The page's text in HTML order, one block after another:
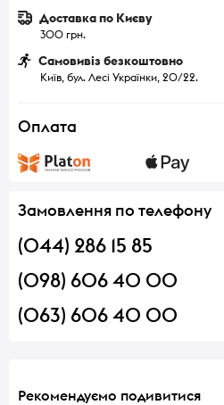
Доставка по Києву
300 грн.
Самовивіз безкоштовно
Київ, бул. Лесі Українки, 20/22.
Оплата
Замовлення по телефону
(044) 286 15 85
(098) 606 40 00
(063) 606 40 00
Рекомендуємо подивитися